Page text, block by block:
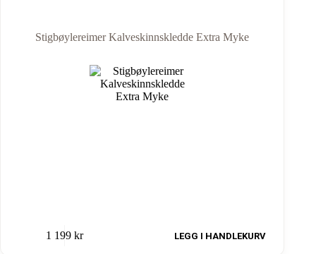
Stigbøylereimer Kalveskinnskledde Extra Myke
1 199 kr LEGG I HANDLEKURV